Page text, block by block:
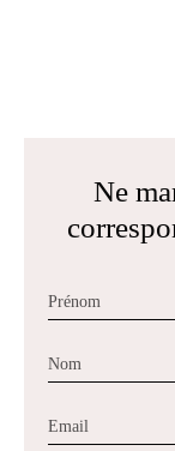
Ne
Prénom
Nom
Email